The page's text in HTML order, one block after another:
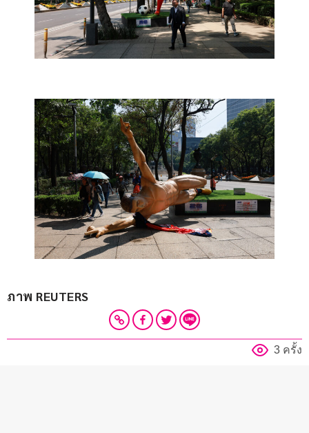
ภาพ REUTERS
3 ครั้ง